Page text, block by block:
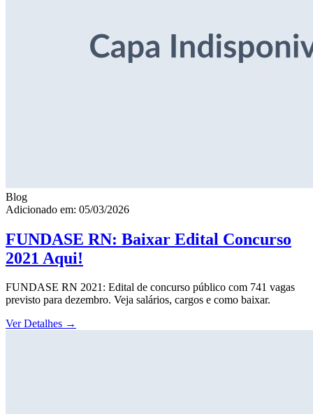
Blog
Adicionado em: 05/03/2026
FUNDASE RN: Baixar Edital Concurso
2021 Aqui!
FUNDASE RN 2021: Edital de concurso público com 741 vagas
previsto para dezembro. Veja salários, cargos e como baixar.
Ver Detalhes →